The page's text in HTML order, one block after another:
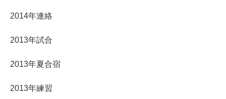
2014年連絡
2013年試合
2013年夏合宿
2013年練習